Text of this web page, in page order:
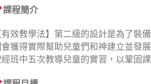
課程簡介
效教學法】第二級的設計是為了裝
獲得實際幫助兒童們和神建立並發
班中五次教導兒童的實習，以鞏固課